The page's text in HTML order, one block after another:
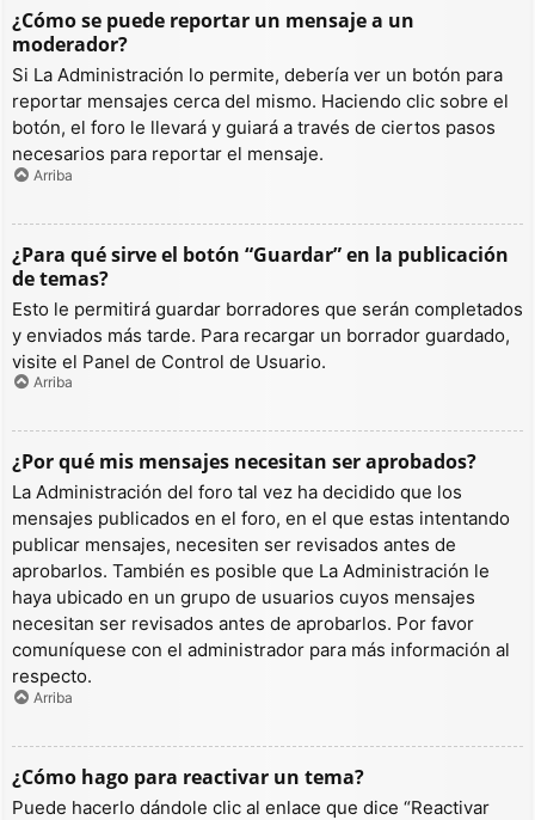
¿Cómo se puede reportar un mensaje a un
moderador?
Si La Administración lo permite, debería ver un botón para
reportar mensajes cerca del mismo. Haciendo clic sobre el
botón, el foro le llevará y guiará a través de ciertos pasos
necesarios para reportar el mensaje.
Arriba
¿Para qué sirve el botón “Guardar” en la publicación
de temas?
Esto le permitirá guardar borradores que serán completados
y enviados más tarde. Para recargar un borrador guardado,
visite el Panel de Control de Usuario.
Arriba
¿Por qué mis mensajes necesitan ser aprobados?
La Administración del foro tal vez ha decidido que los
mensajes publicados en el foro, en el que estas intentando
publicar mensajes, necesiten ser revisados antes de
aprobarlos. También es posible que La Administración le
haya ubicado en un grupo de usuarios cuyos mensajes
necesitan ser revisados antes de aprobarlos. Por favor
comuníquese con el administrador para más información al
respecto.
Arriba
¿Cómo hago para reactivar un tema?
Puede hacerlo dándole clic al enlace que dice “Reactivar